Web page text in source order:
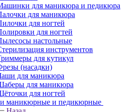
для маникюра и педикюра
для маникюра
для ногтей
для ногтей
настольные
инструментов
для кутикул
(насадки)
для маникюра
для маникюра
для ногтей
маникюрные и педикюрные